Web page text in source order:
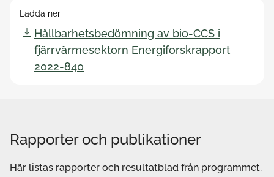
Ladda ner
Hållbarhetsbedömning av bio-CCS i
fjärrvärmesektorn Energiforskrapport
2022-840
Rapporter och publikationer
Här listas rapporter och resultatblad från programmet.